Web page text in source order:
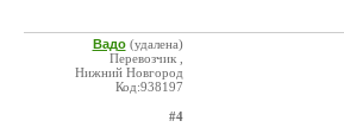
Вадо (удалена)
Перевозчик ,
Нижний Новгород
Код:938197
#4